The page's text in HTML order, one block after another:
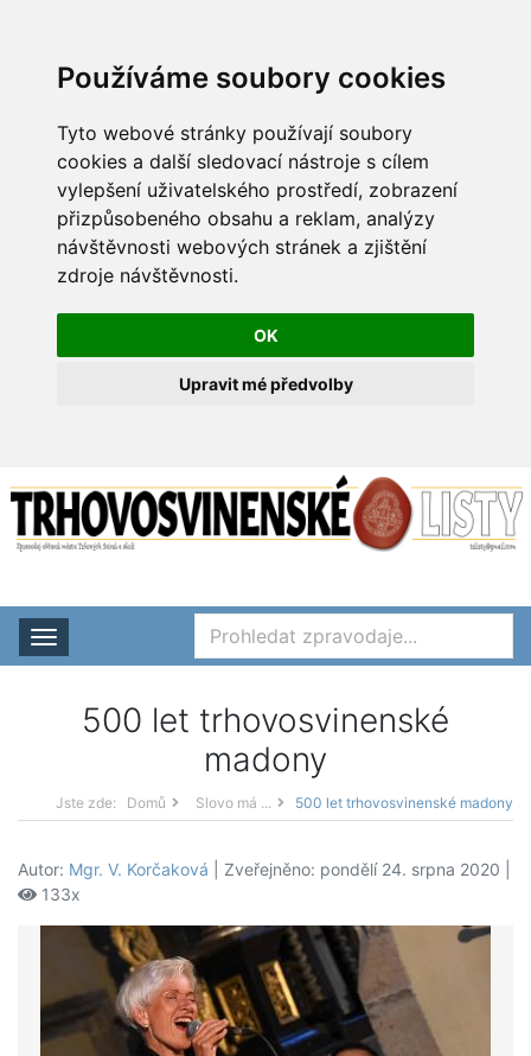
Používáme soubory cookies
Tyto webové stránky používají soubory
cookies a další sledovací nástroje s cílem
vylepšení uživatelského prostředí, zobrazení
přizpůsobeného obsahu a reklam, analýzy
návštěvnosti webových stránek a zjištění
zdroje návštěvnosti.
OK
Upravit mé předvolby
Rozbalit nabídku
500 let trhovosvinenské
madony
Jste zde: Domů Slovo má ... 500 let trhovosvinenské madony
Autor: Mgr. V. Korčaková | Zveřejněno: pondělí 24. srpna 2020 |
133x